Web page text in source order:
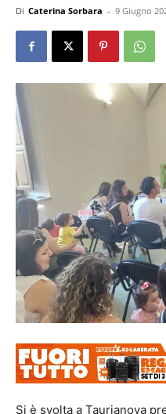
Di Caterina Sorbara - 9 Giugno
Si è svolta a Taurianova